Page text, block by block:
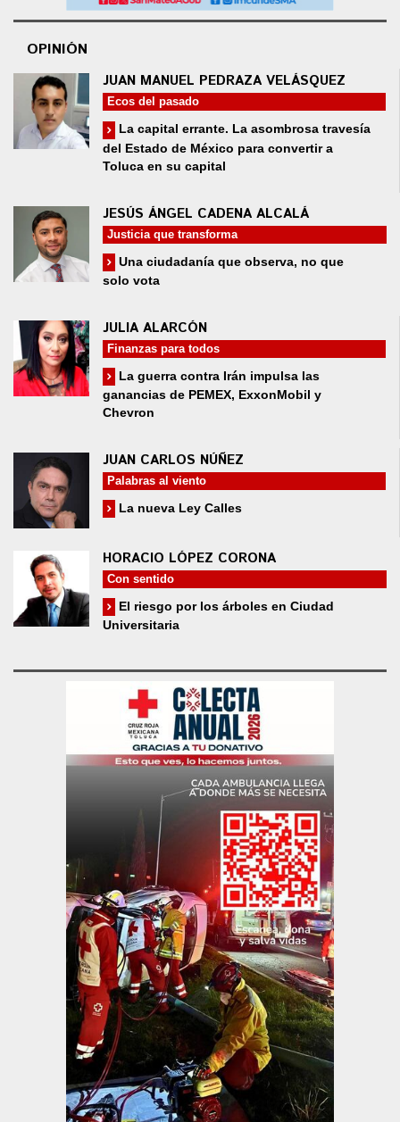
OPINIÓN
JUAN MANUEL PEDRAZA VELÁSQUEZ
Ecos del pasado
La capital errante. La asombrosa travesía
del Estado de México para convertir a
Toluca en su capital
JESÚS ÁNGEL CADENA ALCALÁ
Justicia que transforma
Una ciudadanía que observa, no que
solo vota
JULIA ALARCÓN
Finanzas para todos
La guerra contra Irán impulsa las
ganancias de PEMEX, ExxonMobil y
Chevron
JUAN CARLOS NÚÑEZ
Palabras al viento
La nueva Ley Calles
HORACIO LÓPEZ CORONA
Con sentido
El riesgo por los árboles en Ciudad
Universitaria